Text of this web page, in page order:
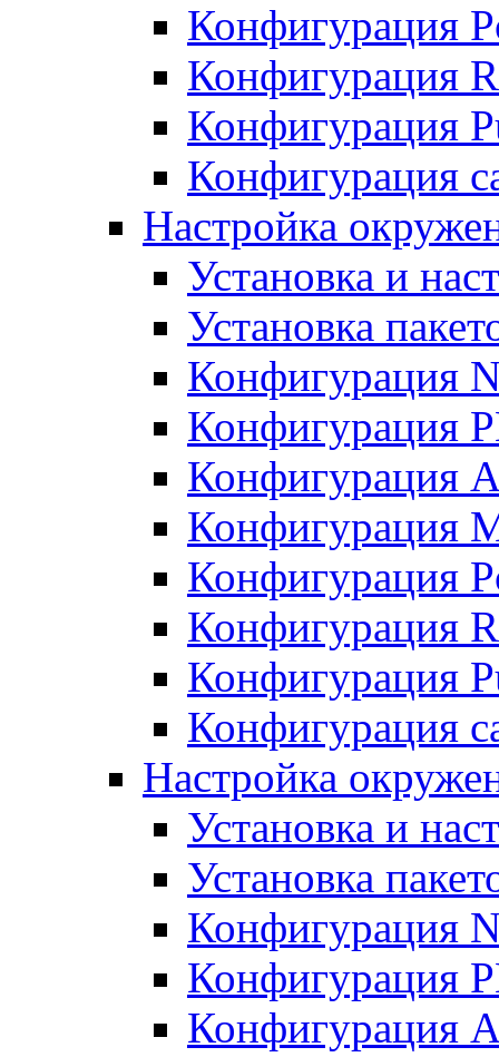
Конфигурация
Конфигурация
Конфигурация
Конфигурация
Настройка
Установка и
Установка
Конфигурация
Конфигурация
Конфигурация
Конфигурация
Конфигурация
Конфигурация
Конфигурация
Конфигурация
Настройка
Установка и
Установка
Конфигурация
Конфигурация
Конфигурация